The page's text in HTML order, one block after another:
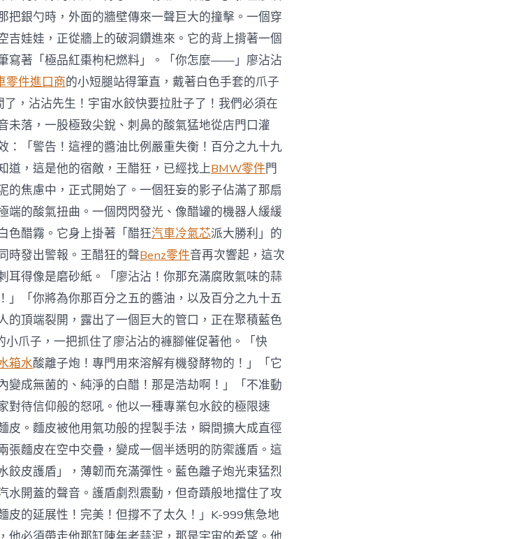
把銀勺時，外面的牆壁傳來一聲巨大的撞擊。一個穿
吉娃娃，正從牆上的破洞鑽進來。它的背上揹著一個
寫著「極品紅棗枸杞燃料」。「你怎麼——」廖沾沾
零件進口商的小短腿站得筆直，戴著白色手套的爪子
了，沾沾先生！宇宙水餃快要拉肚子了！我們必須在
未落，一股極致尖銳、刺鼻的酸氣猛地從店門口灌
：「警告！這裡的醬油比例嚴重失衡！百分之九十九
道，這是他的宿敵，王醋狂，已經找上BMW零件門
的焦慮中，正式開始了。一個狂妄的影子佔滿了那扇
端的酸氣扭曲。一個閃閃發光、像醋罐的機器人緩緩
色醋霧。它身上掛著「醋狂汽車冷氣芯派大勝利」的
時發出警報。王醋狂的聲Benz零件音再次響起，這次
耳得像是磨砂紙。「廖沾沾！你那充滿腐敗氣味的蒜
」「你將為你那百分之五的醬油，以及百分之九十五
的頂端裂開，露出了一個巨大的管口，正在聚積藍色
爪子，一把抓住了廖沾沾的褲腳催促著他。「快
箱水酸離子炮！專門用來溶解有機發酵物的！」「它
變成無菌的、純淨的白醋！那是浩劫啊！」「不准動
對待信仰般的怒吼。他以一種專業包水餃的極限速
皮。麵皮被他用氣功般的捏製手法，瞬間擴大成直徑
張麵皮在空中交疊，變成一個半透明的防禦護盾。這
餃皮護盾」，薄韌而充滿彈性。藍色離子炮光束猛烈
水開蓋的聲音。護盾劇烈震動，但奇蹟般地擋住了攻
皮的延展性！完美！但撐不了太久！」K-999焦急地